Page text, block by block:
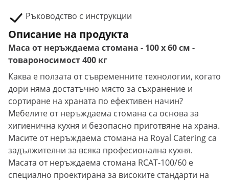
Ръководство с инструкции
Описание на продукта
Маса от неръждаема стомана - 100 х 60 см -
товароносимост 400 кг
Каква е ползата от съвременните технологии, когато
дори няма достатъчно място за съхранение и
сортиране на храната по ефективен начин?
Мебелите от неръждаема стомана са основа за
хигиенична кухня и безопасно приготвяне на храна.
Масите от неръждаема стомана на Royal Catering са
задължителни за всяка професионална кухня.
Масата от неръждаема стомана RCAT-100/60 е
специално проектирана за високите стандарти на